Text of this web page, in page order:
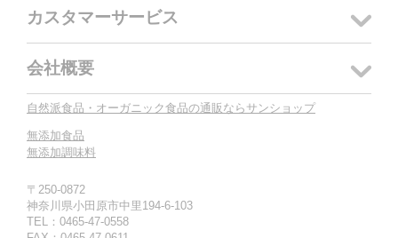
カスタマーサービス
会社概要
自然派食品・オーガニック食品の通販ならサンショップ
無添加食品
無添加調味料
〒250-0872
神奈川県小田原市中里194-6-103
TEL：0465-47-0558